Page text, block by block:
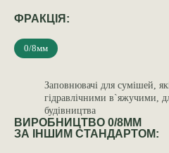
ФРАКЦІЯ:
0/8мм
Заповнювачі для сумішей,
гідравлічними в`яжучими,
будівництва
ВИРОБНИЦТВО 0/8ММ
ЗА ІНШИМ СТАНДАРТОМ: